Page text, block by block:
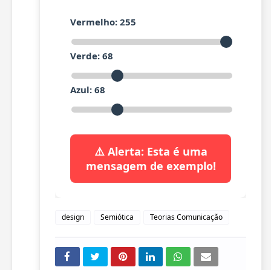
Vermelho: 255
Verde: 68
Azul: 68
⚠️ Alerta: Esta é uma
mensagem de exemplo!
design Semiótica Teorias Comunicação